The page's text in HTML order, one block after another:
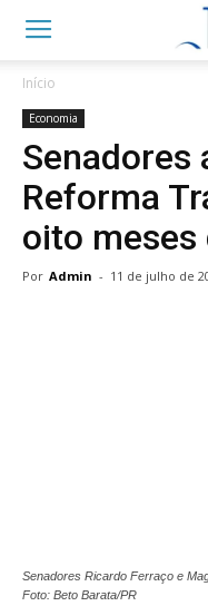
Início
Economia
Senadores
Reforma
oito meses
Por Admin - 11 de julho de
Senadores Ricardo Ferraço e
Foto: Beto Barata/PR